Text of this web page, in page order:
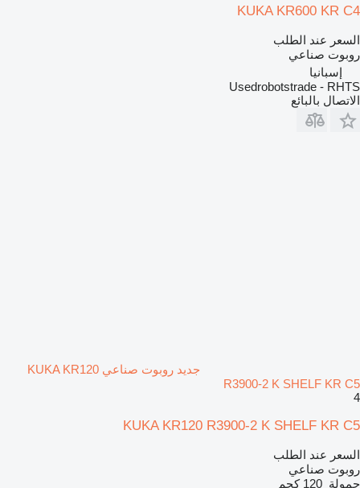
KUKA KR600 KR C4
السعر عند الطلب
روبوت صناعي
إسبانيا
Usedrobotstrade - RHTS
الاتصال بالبائع
جديد روبوت صناعي KUKA KR120
R3900-2 K SHELF KR C5
4
KUKA KR120 R3900-2 K SHELF KR C5
السعر عند الطلب
روبوت صناعي
حمولة 120 كجم